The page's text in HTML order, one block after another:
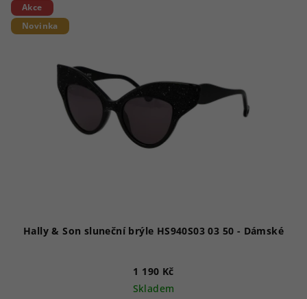
Akce
Novinka
Hally & Son sluneční brýle HS940S03 03 50 - Dámské
1 190 Kč
Skladem